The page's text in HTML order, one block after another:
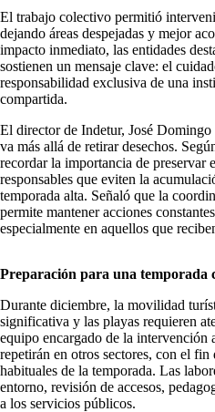
El trabajo colectivo permitió
dejando áreas despejadas y mejor
impacto inmediato, las entidades
sostienen un mensaje clave: el
responsabilidad exclusiva de una
compartida.
El director de Indetur, José
va más allá de retirar desechos.
recordar la importancia de
responsables que eviten la
temporada alta. Señaló que la
permite mantener acciones
especialmente en aquellos que
Preparación para una temporada
Durante diciembre, la movilidad
significativa y las playas requieren
equipo encargado de la intervención
repetirán en otros sectores, con el fin
habituales de la temporada. Las
entorno, revisión de accesos,
a los servicios públicos.